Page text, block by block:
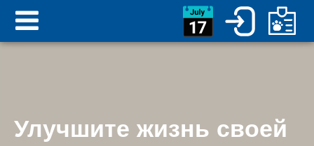
Улучшите жизнь своей